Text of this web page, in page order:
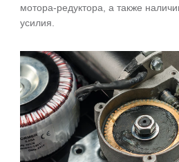
мотора-редуктора, а также
усилия.